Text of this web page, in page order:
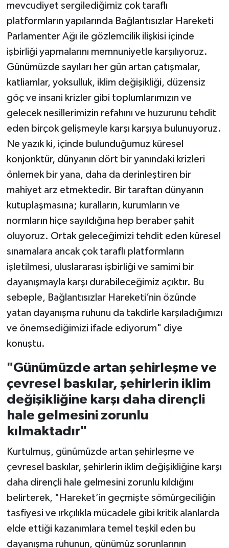
mevcudiyet sergilediğimiz çok taraflı
platformların yapılarında Bağlantısızlar Hareketi
Parlamenter Ağı ile gözlemcilik ilişkisi içinde
işbirliği yapmalarını memnuniyetle karşılıyoruz.
Günümüzde sayıları her gün artan çatışmalar,
katliamlar, yoksulluk, iklim değişikliği, düzensiz
göç ve insani krizler gibi toplumlarımızın ve
gelecek nesillerimizin refahını ve huzurunu tehdit
eden birçok gelişmeyle karşı karşıya bulunuyoruz.
Ne yazık ki, içinde bulunduğumuz küresel
konjonktür, dünyanın dört bir yanındaki krizleri
önlemek bir yana, daha da derinleştiren bir
mahiyet arz etmektedir. Bir taraftan dünyanın
kutuplaşmasına; kuralların, kurumların ve
normların hiçe sayıldığına hep beraber şahit
oluyoruz. Ortak geleceğimizi tehdit eden küresel
sınamalara ancak çok taraflı platformların
işletilmesi, uluslararası işbirliği ve samimi bir
dayanışmayla karşı durabileceğimiz açıktır. Bu
sebeple, Bağlantısızlar Hareketi’nin özünde
yatan dayanışma ruhunu da takdirle karşıladığımızı
ve önemsediğimizi ifade ediyorum" diye
konuştu.
"Günümüzde artan şehirleşme ve
çevresel baskılar, şehirlerin iklim
değişikliğine karşı daha dirençli
hale gelmesini zorunlu
kılmaktadır"
Kurtulmuş, günümüzde artan şehirleşme ve
çevresel baskılar, şehirlerin iklim değişikliğine karşı
daha dirençli hale gelmesini zorunlu kıldığını
belirterek, "Hareket’in geçmişte sömürgeciliğin
tasfiyesi ve ırkçılıkla mücadele gibi kritik alanlarda
elde ettiği kazanımlara temel teşkil eden bu
dayanışma ruhunun, günümüz sorunlarının